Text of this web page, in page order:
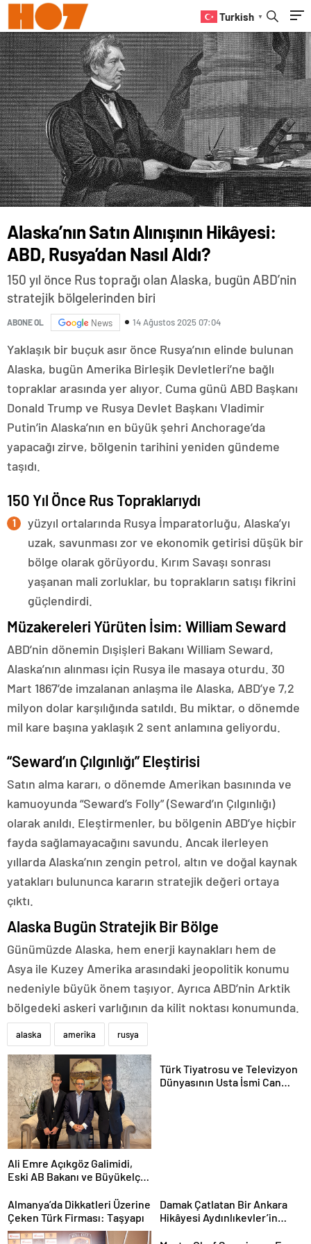
Turkish ▼
Alaska’nın Satın Alınışının Hikâyesi:
ABD, Rusya’dan Nasıl Aldı?
150 yıl önce Rus toprağı olan Alaska, bugün ABD’nin
stratejik bölgelerinden biri
ABONE OL News 14 Ağustos 2025 07:04
Yaklaşık bir buçuk asır önce Rusya’nın elinde bulunan
Alaska, bugün Amerika Birleşik Devletleri’ne bağlı
topraklar arasında yer alıyor. Cuma günü ABD Başkanı
Donald Trump ve Rusya Devlet Başkanı Vladimir
Putin’in Alaska’nın en büyük şehri Anchorage’da
yapacağı zirve, bölgenin tarihini yeniden gündeme
taşıdı.
150 Yıl Önce Rus Topraklarıydı
yüzyıl ortalarında Rusya İmparatorluğu, Alaska’yı
uzak, savunması zor ve ekonomik getirisi düşük bir
bölge olarak görüyordu. Kırım Savaşı sonrası
yaşanan mali zorluklar, bu toprakların satışı fikrini
güçlendirdi.
Müzakereleri Yürüten İsim: William Seward
ABD’nin dönemin Dışişleri Bakanı William Seward,
Alaska’nın alınması için Rusya ile masaya oturdu. 30
Mart 1867’de imzalanan anlaşma ile Alaska, ABD’ye 7,2
milyon dolar karşılığında satıldı. Bu miktar, o dönemde
mil kare başına yaklaşık 2 sent anlamına geliyordu.
“Seward’ın Çılgınlığı” Eleştirisi
Satın alma kararı, o dönemde Amerikan basınında ve
kamuoyunda “Seward’s Folly” (Seward’ın Çılgınlığı)
olarak anıldı. Eleştirmenler, bu bölgenin ABD’ye hiçbir
fayda sağlamayacağını savundu. Ancak ilerleyen
yıllarda Alaska’nın zengin petrol, altın ve doğal kaynak
yatakları bulununca kararın stratejik değeri ortaya
çıktı.
Alaska Bugün Stratejik Bir Bölge
Günümüzde Alaska, hem enerji kaynakları hem de
Asya ile Kuzey Amerika arasındaki jeopolitik konumu
nedeniyle büyük önem taşıyor. Ayrıca ABD’nin Arktik
bölgedeki askeri varlığının da kilit noktası konumunda.
alaska amerika rusya
Ali Emre Açıkgöz Galimidi,
Eski AB Bakanı ve Büyükelçi
Geldi
Türk Tiyatrosu ve Televizyon
Dünyasının Usta İsmi Can
Almanya’da Dikkatleri Üzerine
Çeken Türk Firması: Taşyapı
Damak Çatlatan Bir Ankara
Hikâyesi Aydınlıkevler’in